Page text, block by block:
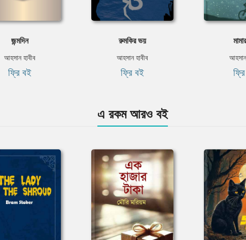
জন্মদিন
আহসান হাবীব
ফ্রি বই
রুমকির ভয়
আহসান হাবীব
ফ্রি বই
এ রকম আরও বই